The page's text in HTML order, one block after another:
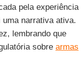
pela experiência
narrativa ativa.
lembrando que
sobre armas